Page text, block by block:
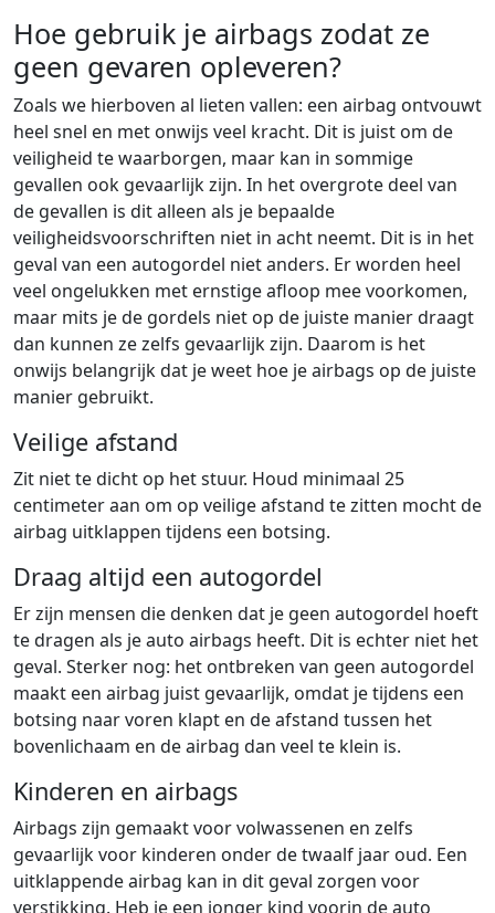
Hoe gebruik je airbags zodat ze
geen gevaren opleveren?
Zoals we hierboven al lieten vallen: een airbag ontvouwt
heel snel en met onwijs veel kracht. Dit is juist om de
veiligheid te waarborgen, maar kan in sommige
gevallen ook gevaarlijk zijn. In het overgrote deel van
de gevallen is dit alleen als je bepaalde
veiligheidsvoorschriften niet in acht neemt. Dit is in het
geval van een autogordel niet anders. Er worden heel
veel ongelukken met ernstige afloop mee voorkomen,
maar mits je de gordels niet op de juiste manier draagt
dan kunnen ze zelfs gevaarlijk zijn. Daarom is het
onwijs belangrijk dat je weet hoe je airbags op de juiste
manier gebruikt.
Veilige afstand
Zit niet te dicht op het stuur. Houd minimaal 25
centimeter aan om op veilige afstand te zitten mocht de
airbag uitklappen tijdens een botsing.
Draag altijd een autogordel
Er zijn mensen die denken dat je geen autogordel hoeft
te dragen als je auto airbags heeft. Dit is echter niet het
geval. Sterker nog: het ontbreken van geen autogordel
maakt een airbag juist gevaarlijk, omdat je tijdens een
botsing naar voren klapt en de afstand tussen het
bovenlichaam en de airbag dan veel te klein is.
Kinderen en airbags
Airbags zijn gemaakt voor volwassenen en zelfs
gevaarlijk voor kinderen onder de twaalf jaar oud. Een
uitklappende airbag kan in dit geval zorgen voor
verstikking. Heb je een jonger kind voorin de auto